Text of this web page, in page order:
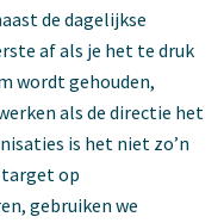
de dagelijkse
af als je het te druk
wordt gehouden,
als de directie het
is het niet zo’n
target op
gebruiken we